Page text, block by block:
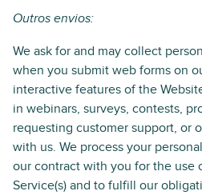
Outros envios:
We ask for and may collect
when you submit web forms on
interactive features of the
in webinars, surveys, contests,
requesting customer support, or
with us. We process your
our contract with you for the use
Service(s) and to fulfill our